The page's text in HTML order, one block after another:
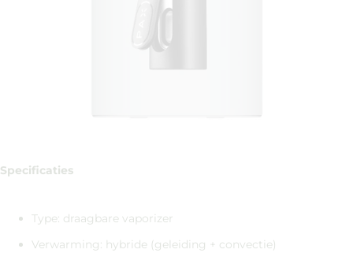
Specificaties
Type: draagbare vaporizer
Verwarming: hybride (geleiding + convectie)